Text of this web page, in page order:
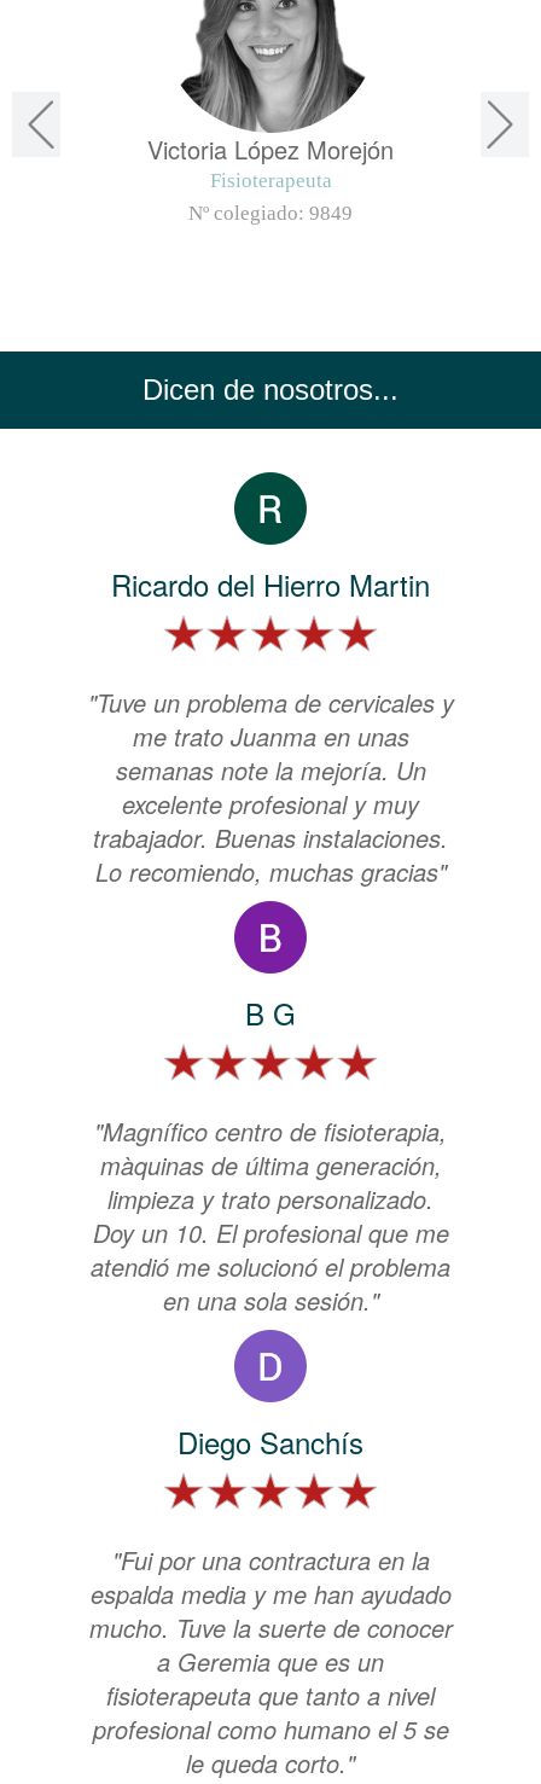
Victoria López Morejón
Fisioterapeuta
Nº colegiado: 9849
Dicen de nosotros...
Ricardo del Hierro Martin
"Tuve un problema de cervicales y
me trato Juanma en unas
semanas note la mejoría. Un
excelente profesional y muy
trabajador. Buenas instalaciones.
Lo recomiendo, muchas gracias"
B G
"Magnífico centro de fisioterapia,
màquinas de última generación,
limpieza y trato personalizado.
Doy un 10. El profesional que me
atendió me solucionó el problema
en una sola sesión."
Diego Sanchís
"Fui por una contractura en la
espalda media y me han ayudado
mucho. Tuve la suerte de conocer
a Geremia que es un
fisioterapeuta que tanto a nivel
profesional como humano el 5 se
le queda corto."